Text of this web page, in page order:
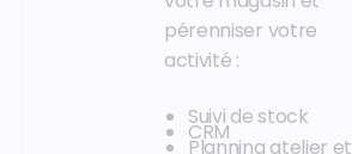
pérenniser votre
activité :
Suivi de stock
CRM
Planning atelier et